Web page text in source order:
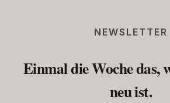
NEWSLETTER
Einmal die Woche das,
neu ist.